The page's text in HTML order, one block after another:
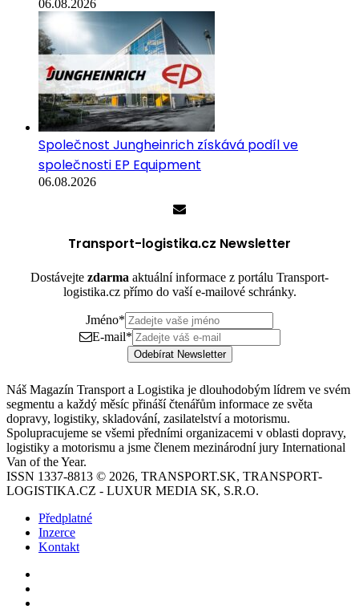
06.08.2026
Společnost Jungheinrich získává podíl ve
společnosti EP Equipment
06.08.2026
Transport-logistika.cz Newsletter
Dostávejte zdarma aktuální informace z portálu Transport-
logistika.cz přímo do vaší e-mailové schránky.
Jméno*
E-mail*
Odebírat Newsletter
Náš Magazín Transport a Logistika je dlouhodobým lídrem ve svém
segmentu a každý měsíc přináší čtenářům informace ze světa
dopravy, logistiky, skladování, zasilatelství a motorismu.
Spolupracujeme se všemi předními organizacemi v oblasti dopravy,
logistiky a motorismu a jsme členem mezinárodní jury International
Van of the Year.
ISSN 1337-8813 © 2026, TRANSPORT.SK, TRANSPORT-
LOGISTIKA.CZ - LUXUR MEDIA SK, S.R.O.
Předplatné
Inzerce
Kontakt